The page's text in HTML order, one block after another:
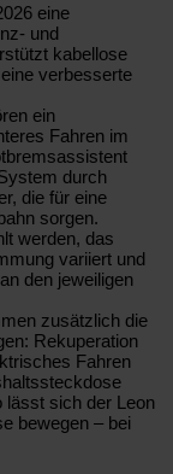
eine
und
kabellose
verbesserte
ein
Fahren im
durch
die für eine
sorgen.
werden, das
variiert und
den jeweiligen
zusätzlich die
Rekuperation
Fahren
lässt sich der Leon
bewegen – bei